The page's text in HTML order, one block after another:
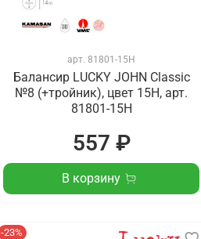
арт.81801-15H
Балансир LUCKY JOHN Classic
№8 (+тройник), цвет 15H, арт.
81801-15H
557 ₽
В корзину
-23%